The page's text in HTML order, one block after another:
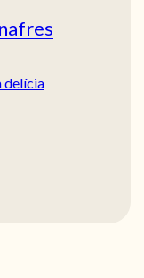
delícia